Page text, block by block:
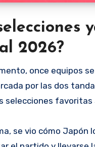
2026?
once equipos
por las dos
selecciones favoritas
se vio cómo Japón